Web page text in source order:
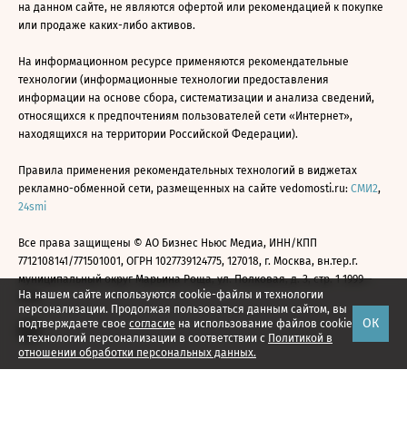
На нашем сайте используются cookie-файлы и технологии
персонализации. Продолжая пользоваться данным сайтом, вы
подтверждаете свое согласие на использование файлов cookie
и технологий персонализации в соответствии с Политикой в
отношении обработки персональных данных.
ОК
на данном сайте, не являются офертой или рекомендацией к покупке
или продаже каких-либо активов.
На информационном ресурсе применяются рекомендательные
технологии (информационные технологии предоставления
информации на основе сбора, систематизации и анализа сведений,
относящихся к предпочтениям пользователей сети «Интернет»,
находящихся на территории Российской Федерации).
Правила применения рекомендательных технологий в виджетах
рекламно-обменной сети, размещенных на сайте vedomosti.ru: СМИ2,
24smi
Все права защищены © АО Бизнес Ньюс Медиа, ИНН/КПП
7712108141/771501001, ОГРН 1027739124775, 127018, г. Москва, вн.тер.г.
муниципальный округ Марьина Роща, ул. Полковая, д. 3, стр. 1 1999—
2026